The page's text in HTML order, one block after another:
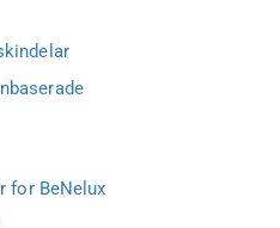
for BeNelux